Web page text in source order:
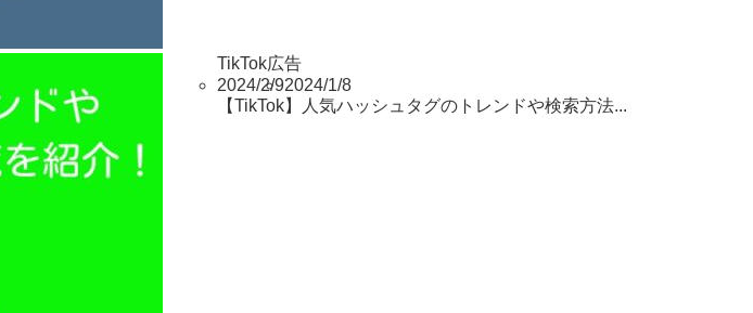
TikTok広告
2024/2/92024/1/8
【TikTok】人気ハッシュタグのトレンドや検索方法...